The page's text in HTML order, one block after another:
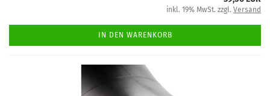
inkl. 19% MwSt. zzgl. Versand
IN DEN WARENKORB